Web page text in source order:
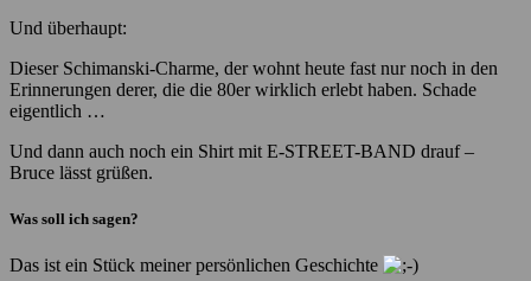
Und überhaupt:
Dieser Schimanski-Charme, der wohnt heute fast nur noch in den
Erinnerungen derer, die die 80er wirklich erlebt haben. Schade
eigentlich …
Und dann auch noch ein Shirt mit E-STREET-BAND drauf –
Bruce lässt grüßen.
Was soll ich sagen?
Das ist ein Stück meiner persönlichen Geschichte